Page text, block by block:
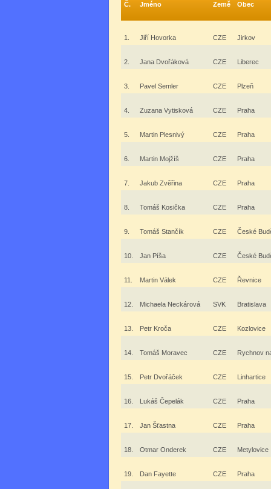
Č. Jméno Země Obec
1. Jiří Hovorka CZE Jirkov
2. Jana Dvořáková CZE Liberec
3. Pavel Semler CZE Plzeň
4. Zuzana Vytisková CZE Praha
5. Martin Plesnivý CZE Praha
6. Martin Mojžíš CZE Praha
7. Jakub Zvěřina CZE Praha
8. Tomáš Kosička CZE Praha
9. Tomáš Stančík CZE České
10. Jan Píša CZE České
11. Martin Válek CZE Řevnice
12. Michaela Neckárová SVK Bratislava
13. Petr Kroča CZE Kozlovice
14. Tomáš Moravec CZE Rychnov
15. Petr Dvořáček CZE Linhartice
16. Lukáš Čepelák CZE Praha
17. Jan Šťastna CZE Praha
18. Otmar Onderek CZE Metylovice
19. Dan Fayette CZE Praha